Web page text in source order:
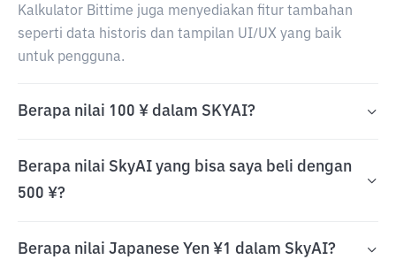
Kalkulator Bittime juga menyediakan fitur tambahan
seperti data historis dan tampilan UI/UX yang baik
untuk pengguna.
Berapa nilai 100 ¥ dalam SKYAI?
Berapa nilai SkyAI yang bisa saya beli dengan
500 ¥?
Berapa nilai Japanese Yen ¥1 dalam SkyAI?